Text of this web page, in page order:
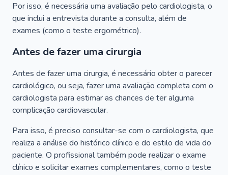
Por isso, é necessária uma avaliação pelo cardiologista, o
que inclui a entrevista durante a consulta, além de
exames (como o teste ergométrico).
Antes de fazer uma cirurgia
Antes de fazer uma cirurgia, é necessário obter o parecer
cardiológico, ou seja, fazer uma avaliação completa com o
cardiologista para estimar as chances de ter alguma
complicação cardiovascular.
Para isso, é preciso consultar-se com o cardiologista, que
realiza a análise do histórico clínico e do estilo de vida do
paciente. O profissional também pode realizar o exame
clínico e solicitar exames complementares, como o teste